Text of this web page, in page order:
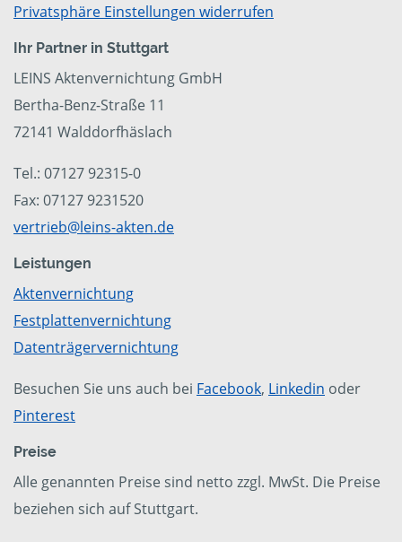
Privatsphäre Einstellungen widerrufen
Ihr Partner in Stuttgart
LEINS Aktenvernichtung GmbH
Bertha-Benz-Straße 11
72141 Walddorfhäslach
Tel.: 07127 92315-0
Fax: 07127 9231520
vertrieb@leins-akten.de
Leistungen
Aktenvernichtung
Festplattenvernichtung
Datenträgervernichtung
Besuchen Sie uns auch bei Facebook, Linkedin oder
Pinterest
Preise
Alle genannten Preise sind netto zzgl. MwSt. Die Preise
beziehen sich auf Stuttgart.